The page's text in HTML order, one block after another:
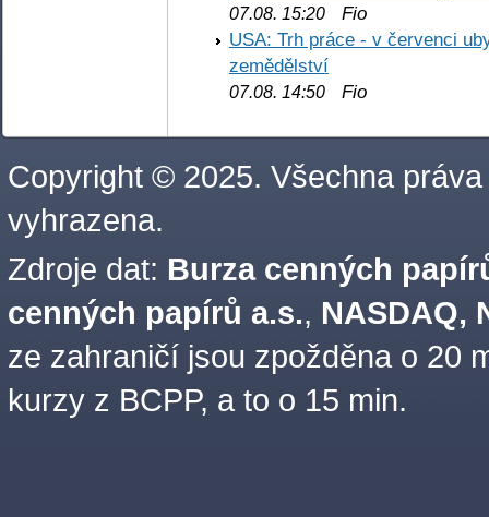
07.08. 15:20 Fio
USA: Trh práce - v červenci
zemědělství
07.08. 14:50 Fio
Copyright © 2025. Všechna práva
vyhrazena.
Zdroje dat: Burza cenných
cenných papírů a.s., NASDAQ,
ze zahraničí jsou zpožděna o 20
kurzy z BCPP, a to o 15 min.